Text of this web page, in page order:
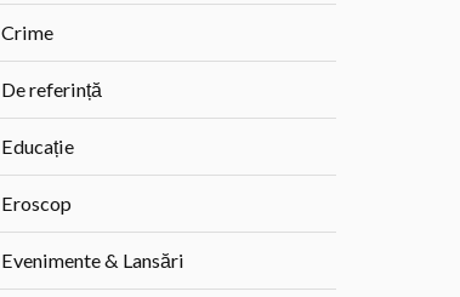
Crime
De referință
Educație
Eroscop
Evenimente & Lansări